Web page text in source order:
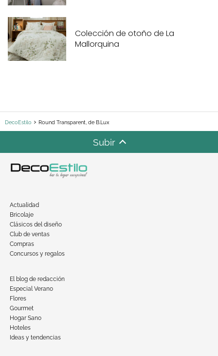
Colección de otoño de La
Mallorquina
DecoEstilo Round Transparent, de B.Lux
Subir
Actualidad
Bricolaje
Clásicos del diseño
Club de ventas
Compras
Concursos y regalos
El blog de redacción
Especial Verano
Flores
Gourmet
Hogar Sano
Hoteles
Ideas y tendencias